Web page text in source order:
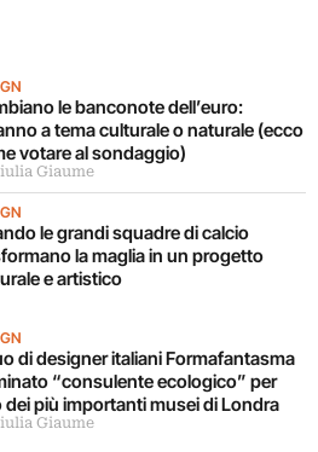
le banconote dell’euro:
a tema culturale o naturale (ecco
votare al sondaggio)
Giaume
le grandi squadre di calcio
la maglia in un progetto
e artistico
di designer italiani Formafantasma
“consulente ecologico” per
dei più importanti musei di Londra
Giaume